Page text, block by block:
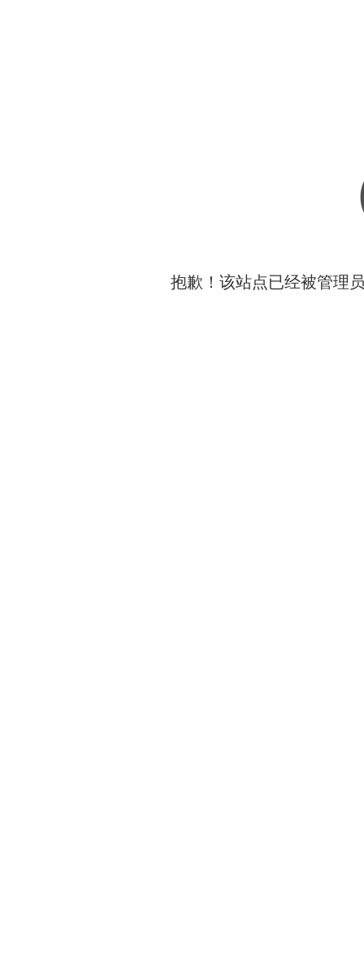
抱歉！该站点已经被管理